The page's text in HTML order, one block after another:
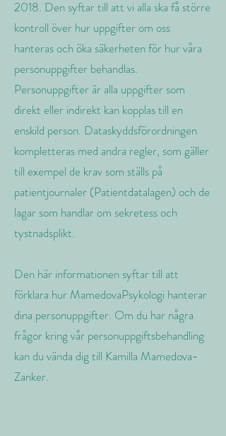
2018. Den syftar till att vi alla ska få större
kontroll över hur uppgifter om oss
hanteras och öka säkerheten för hur våra
personuppgifter behandlas.
Personuppgifter är alla uppgifter som
direkt eller indirekt kan kopplas till en
enskild person. Dataskyddsförordningen
kompletteras med andra regler, som gäller
till exempel de krav som ställs på
patientjournaler (Patientdatalagen) och de
lagar som handlar om sekretess och
tystnadsplikt.
Den här informationen syftar till att
förklara hur MamedovaPsykologi hanterar
dina personuppgifter. Om du har några
frågor kring vår personuppgiftsbehandling
kan du vända dig till Kamilla Mamedova-
Zanker.